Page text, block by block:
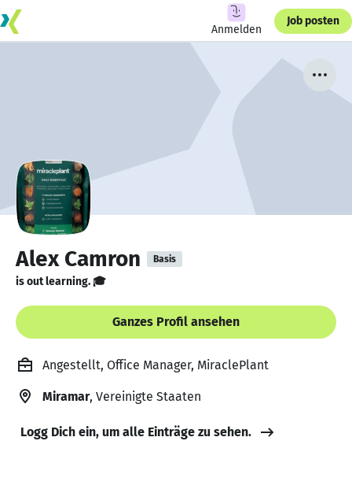
Anmelden
Job posten
Alex Camron Basis
is out learning. 🎓
Ganzes Profil ansehen
Angestellt, Office Manager, MiraclePlant
Miramar, Vereinigte Staaten
Logg Dich ein, um alle Einträge zu sehen.